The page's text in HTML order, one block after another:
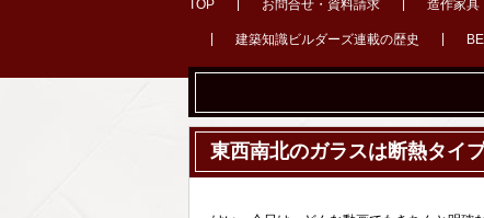
TOP お問合せ・資料請求 造作家具
建築知識ビルダーズ連載の歴史
東西南北のガラスは断熱タイ